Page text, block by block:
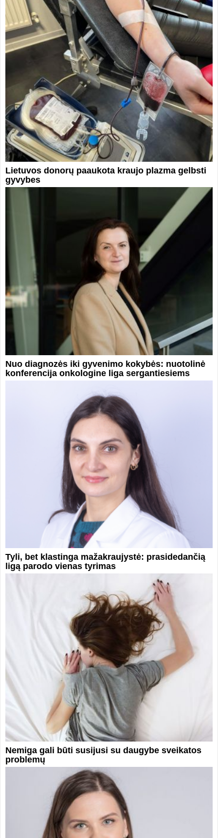
Lietuvos donorų paaukota kraujo plazma gelbsti
gyvybes
Nuo diagnozės iki gyvenimo kokybės: nuotolinė
konferencija onkologine liga sergantiesiems
Tyli, bet klastinga mažakraujystė: prasidedančią
ligą parodo vienas tyrimas
Nemiga gali būti susijusi su daugybe sveikatos
problemų